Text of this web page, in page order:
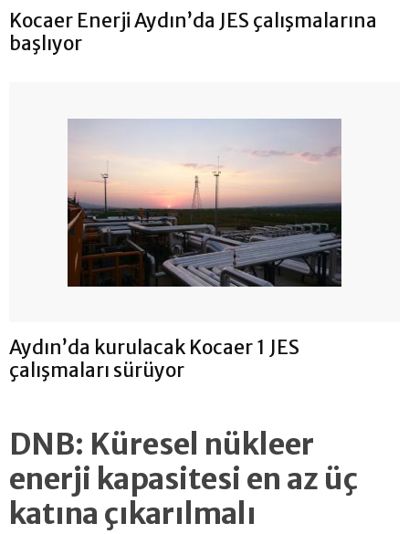
Kocaer Enerji Aydın’da JES çalışmalarına
başlıyor
Aydın’da kurulacak Kocaer 1 JES
çalışmaları sürüyor
DNB: Küresel nükleer
enerji kapasitesi en az üç
katına çıkarılmalı